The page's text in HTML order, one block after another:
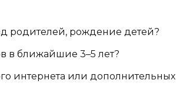
родителей, рождение детей?
в ближайшие 3–5 лет?
интернета или дополнительных